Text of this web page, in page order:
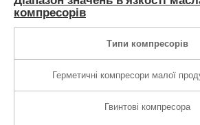
компресорів
Типи компресорів
Герметичні компресори малої
Гвинтові компресора